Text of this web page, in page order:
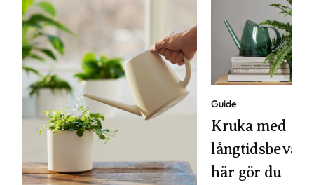
Guide
Kruka med
här gör du